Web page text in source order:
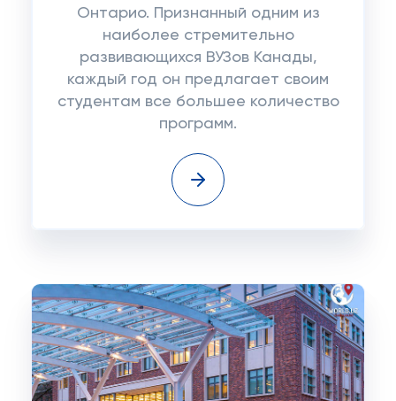
Онтарио. Признанный одним из
наиболее стремительно
развивающихся ВУЗов Канады,
каждый год он предлагает своим
студентам все большее количество
программ.